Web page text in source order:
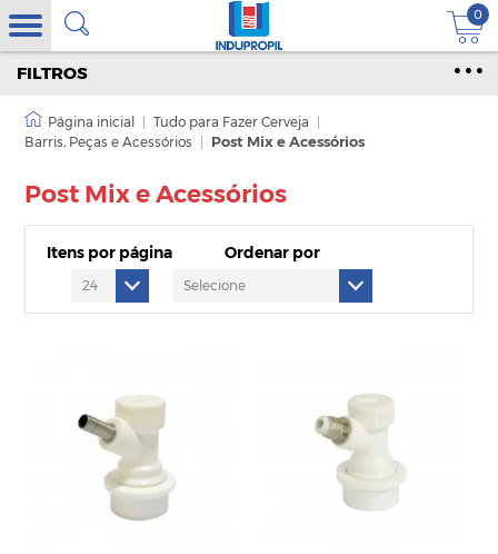
0
Tudo para Fazer Cerveja
Barris, Peças e Acessórios
Post Mix e Acessórios
FILTROS
Post Mix e Acessórios
Itens por página Ordenar por